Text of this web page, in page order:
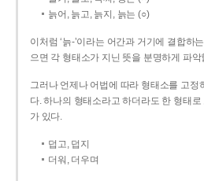
늙어, 늙고, 늙지, 늙는 (○)
이처럼 ‘늙-­’이라는 어간과 거기에 결합하
으면 각 형태소가 지닌 뜻을 분명하게 파악
그러나 언제나 어법에 따라 형태소를 고정
다. 하나의 형태소라고 하더라도 한 형태
가 있다.
덥고, 덥지
더워, 더우며